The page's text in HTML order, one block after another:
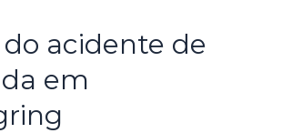
acidente de
em